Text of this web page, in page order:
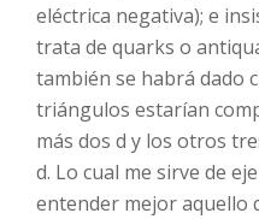
eléctrica negativa); e
trata de quarks o
también se habrá dado
triángulos estarían
más dos d y los otros
d. Lo cual me sirve de
entender mejor aquello